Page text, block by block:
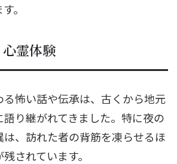
。
霊体験
怖い話や伝承は、古くから地元
り継がれてきました。特に夜の
、訪れた者の背筋を凍らせるほ
されています。